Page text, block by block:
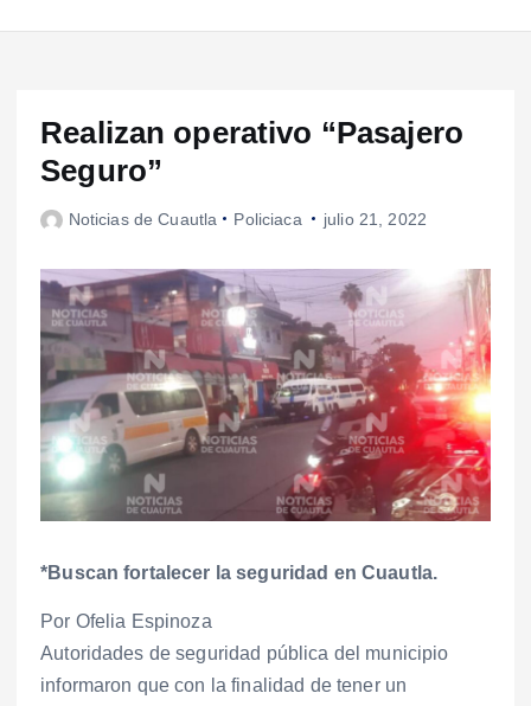
Realizan operativo “Pasajero
Seguro”
Noticias de Cuautla Policiaca julio 21, 2022
*Buscan fortalecer la seguridad en Cuautla.
Por Ofelia Espinoza
Autoridades de seguridad pública del municipio
informaron que con la finalidad de tener un